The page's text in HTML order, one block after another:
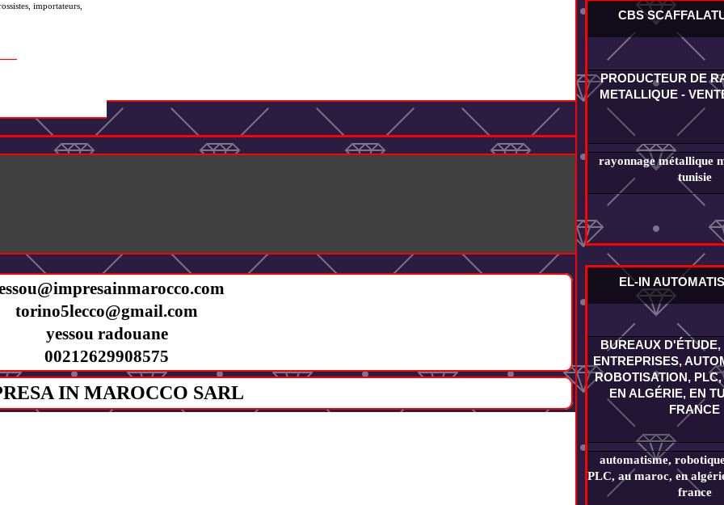
CBS
PRODUCTEUR DE
METALLIQUE -
rayonnage métallique
tunisie
EL-IN
BUREAUX D'ÉTUDE,
ENTREPRISES,
ROBOTISATION,
EN ALGÉRIE, EN
FRANCE
automatisme,
PLC, au maroc, en
france
importateurs,
torino5lecco@gmail.com
yessou radouane
00212629908575
IN MAROCCO SARL